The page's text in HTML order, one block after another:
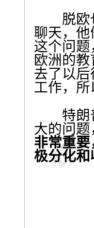
脱欧也
聊天，
这个问题
欧洲的
去了以
工作，所
特朗普
大的问题
非常重
极分化和